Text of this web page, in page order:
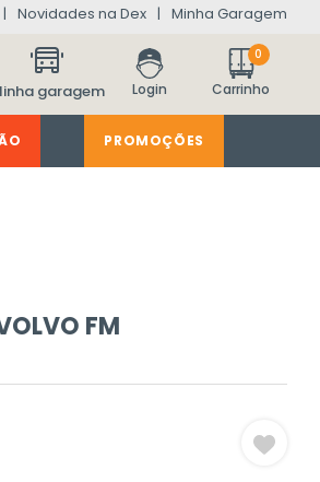
Novidades na Dex Minha Garagem
garagem
0
PROMOÇÕES
FM